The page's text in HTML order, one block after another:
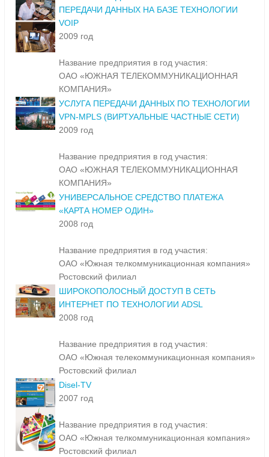
ПЕРЕДАЧИ ДАННЫХ НА БАЗЕ ТЕХНОЛОГИИ
VOIP
2009 год
Название предприятия в год участия:
ОАО «ЮЖНАЯ ТЕЛЕКОММУНИКАЦИОННАЯ
КОМПАНИЯ»
УСЛУГА ПЕРЕДАЧИ ДАННЫХ ПО ТЕХНОЛОГИИ
VPN-MPLS (ВИРТУАЛЬНЫЕ ЧАСТНЫЕ СЕТИ)
2009 год
Название предприятия в год участия:
ОАО «ЮЖНАЯ ТЕЛЕКОММУНИКАЦИОННАЯ
КОМПАНИЯ»
УНИВЕРСАЛЬНОЕ СРЕДСТВО ПЛАТЕЖА
«КАРТА НОМЕР ОДИН»
2008 год
Название предприятия в год участия:
ОАО «Южная телкоммуникационная компания»
Ростовский филиал
ШИРОКОПОЛОСНЫЙ ДОСТУП В СЕТЬ
ИНТЕРНЕТ ПО ТЕХНОЛОГИИ ADSL
2008 год
Название предприятия в год участия:
ОАО «Южная телекоммуникационная компания»
Ростовский филиал
Disel-TV
2007 год
Название предприятия в год участия:
ОАО «Южная телкоммуникационная компания»
Ростовский филиал